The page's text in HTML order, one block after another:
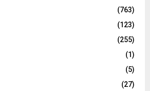
(763)
(123)
(255)
(1)
(5)
(27)